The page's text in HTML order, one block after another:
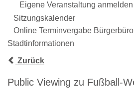
Eigene Veranstaltung anmelden
Sitzungskalender
Online Terminvergabe Bürgerbüro
Stadtinformationen
Zurück
Public Viewing zu Fußball-